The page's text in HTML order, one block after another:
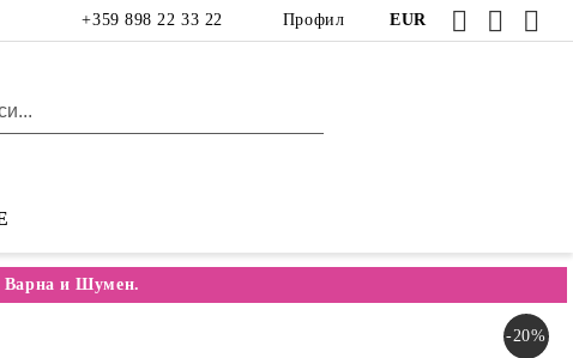
Профил
+359 898 22 33 22 EUR
Варна и Шумен.
-20%